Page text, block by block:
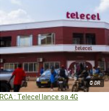
© DR
RCA : Telecel lance sa 4G